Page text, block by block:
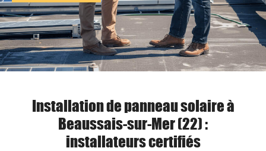
Installation de panneau solaire à
Beaussais-sur-Mer (22) :
installateurs certifiés